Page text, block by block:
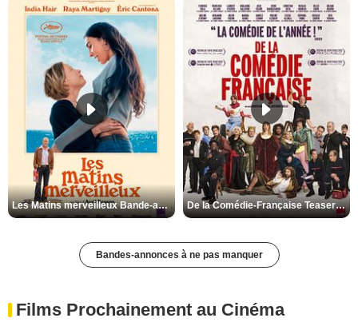
Les Matins merveilleux Bande-annonce VF De la Comédie-Française Teaser VF
Bandes-annonces à ne pas manquer
Films Prochainement au Cinéma